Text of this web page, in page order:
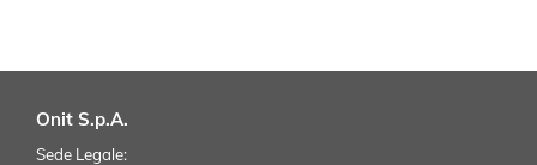
Onit S.p.A.
Sede Legale: